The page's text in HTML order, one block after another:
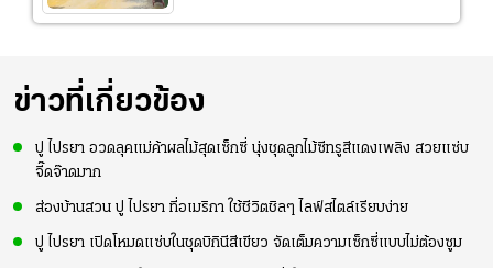
ข่าวที่เกี่ยวข้อง
ปู ไปรยา อวดลุคแม่ค้าผลไม้สุดเซ็กซี่ นุ่งชุดลูกไม้ซีทรูสีแดงเพลิง สวยแซ่บ
จี๊ดจ๊าดมาก
ส่องบ้านสวน ปู ไปรยา ที่อเมริกา ใช้ชีวิตชิลๆ ไลฟ์สไตล์เรียบง่าย
ปู ไปรยา เปิดโหมดแซ่บในชุดบิกินีสีเขียว จัดเต็มความเซ็กซี่แบบไม่ต้องซูม